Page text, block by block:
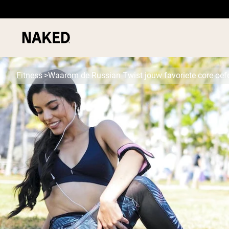
Populaire Zoektermen
”Protein Powder“
”Overnight Oats“
”Vegan protein“
”Collagen“
”Micellar Casein“
PROTEIN
Fitness Waarom de Russian Twist jouw favoriete core-